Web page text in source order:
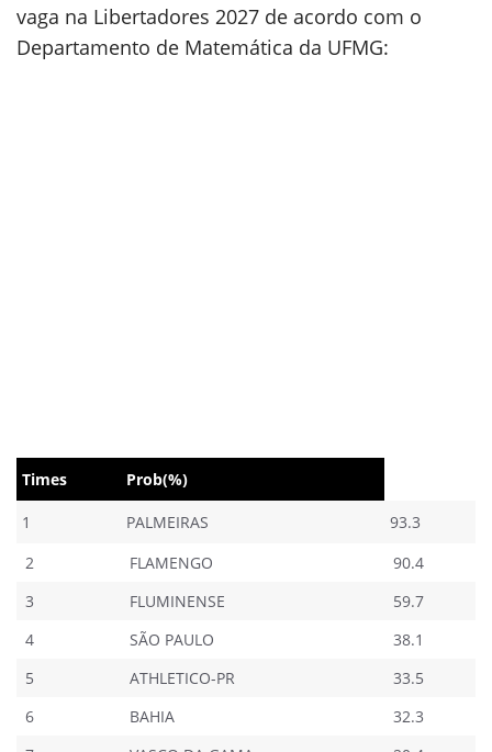
vaga na Libertadores 2027 de acordo com o
Departamento de Matemática da UFMG:
Times Prob(%)
1 PALMEIRAS
93.3
2
FLAMENGO
90.4
3
FLUMINENSE
59.7
4
SÃO PAULO
38.1
5
ATHLETICO-PR
33.5
6
BAHIA
32.3